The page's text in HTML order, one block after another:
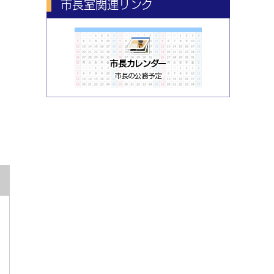
市長室関連リンク